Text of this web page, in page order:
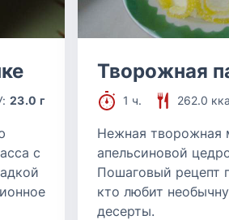
23.0 г
с
Творожная
1 ч. 262.0
Нежная творожная
апельсиновой
Пошаговый рецепт
кто любит
десерты.